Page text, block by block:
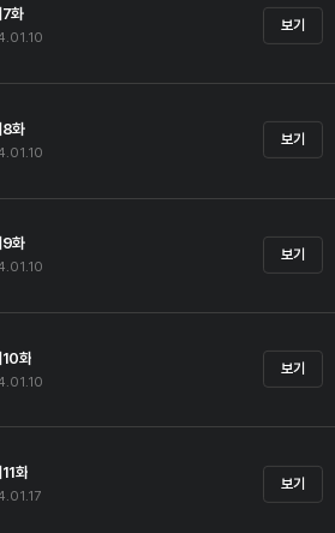
화
보기
8화
보기
9화
보기
화
보기
화
보기